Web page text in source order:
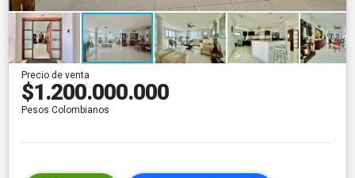
Precio de venta
$1.200.000.000
Pesos Colombianos